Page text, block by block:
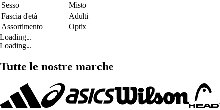
Sesso
Misto
Fascia d'età
Adulti
Assortimento
Optix
Loading...
Loading...
Tutte le nostre marche